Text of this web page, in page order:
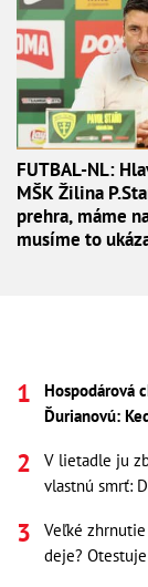
FUTBAL-NL:
MŠK Žilina
prehra, máme
musíme to
Hospodárová
Ďurianovú:
V lietadle ju
vlastnú smrť:
Veľké
deje? Otestuje